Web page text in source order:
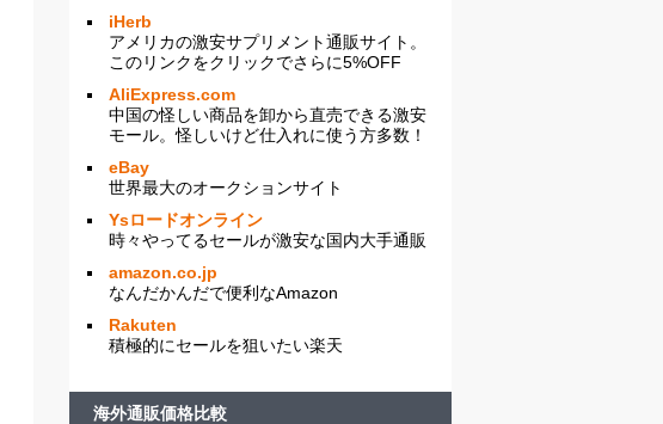
iHerb
アメリカの激安サプリメント通販サイト。
このリンクをクリックでさらに5%OFF
AliExpress.com
中国の怪しい商品を卸から直売できる激安
モール。怪しいけど仕入れに使う方多数！
eBay
世界最大のオークションサイト
Ysロードオンライン
時々やってるセールが激安な国内大手通販
amazon.co.jp
なんだかんだで便利なAmazon
Rakuten
積極的にセールを狙いたい楽天
海外通販価格比較